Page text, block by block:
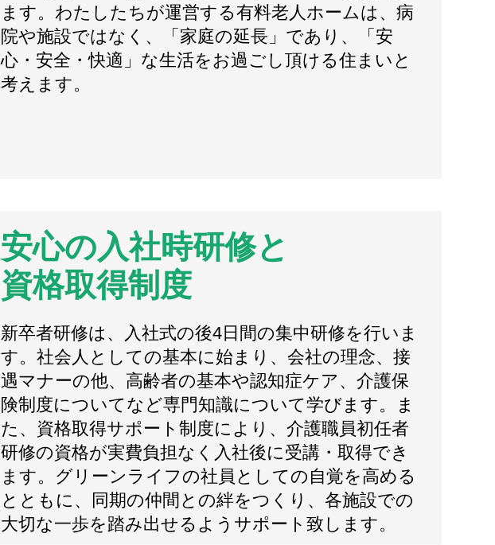
ます。わたしたちが運営する有料老人ホームは、病
院や施設ではなく、「家庭の延長」であり、「安
心・安全・快適」な生活をお過ごし頂ける住まいと
考えます。
安心の入社時研修と
資格取得制度
新卒者研修は、入社式の後4日間の集中研修を行いま
す。社会人としての基本に始まり、会社の理念、接
遇マナーの他、高齢者の基本や認知症ケア、介護保
険制度についてなど専門知識について学びます。ま
た、資格取得サポート制度により、介護職員初任者
研修の資格が実費負担なく入社後に受講・取得でき
ます。グリーンライフの社員としての自覚を高める
とともに、同期の仲間との絆をつくり、各施設での
大切な一歩を踏み出せるようサポート致します。